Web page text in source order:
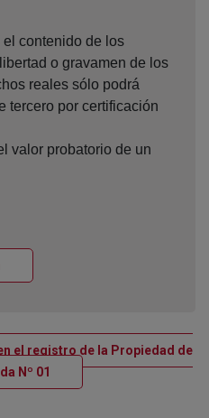
contenido de los
o gravamen de los
reales sólo podrá
tercero por certificación
valor probatorio de un
el registro de la Propiedad de
Nº 01 Ventana nueva